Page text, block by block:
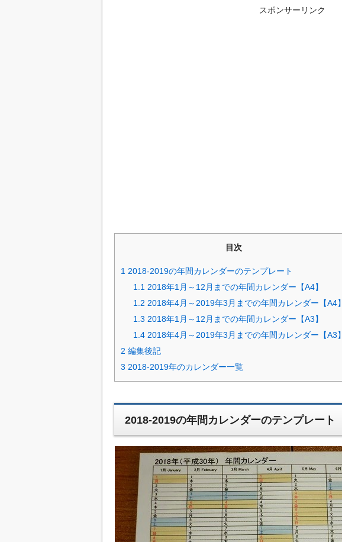
スポンサーリンク
目次
1 2018-2019の年間カレンダーのテンプレート
1.1 2018年1月～12月までの年間カレンダー【A4】
1.2 2018年4月～2019年3月までの年間カレンダー【A4】
1.3 2018年1月～12月までの年間カレンダー【A3】
1.4 2018年4月～2019年3月までの年間カレンダー【A3】
2 編集後記
3 2018-2019年のカレンダー一覧
2018-2019の年間カレンダーのテンプレート